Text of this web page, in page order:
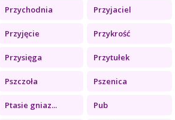
Przychodnia Przyjaciel
Przyjęcie Przykrość
Przysięga Przytułek
Pszczoła Pszenica
Ptasie gniaz... Pub